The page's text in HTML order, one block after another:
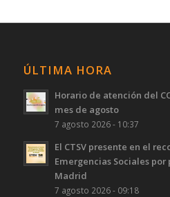
ÚLTIMA HORA
Horario de atención del
mes de agosto
7 agosto 2026 - 10:37
El CTSV presente en el
Emergencias Sociales
Madrid
7 agosto 2026 - 09:18